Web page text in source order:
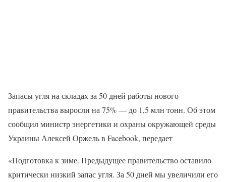
Запасы угля на складах за 50 дней работы нового
правительства выросли на 75% — до 1,5 млн тонн. Об этом
сообщил министр энергетики и охраны окружающей среды
Украины Алексей Оржель в Facebook, передает
«Подготовка к зиме. Предыдущее правительство оставило
критически низкий запас угля. За 50 дней мы увеличили его